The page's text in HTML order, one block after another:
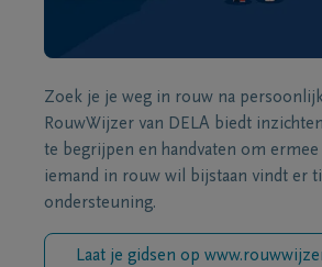
Zoek je je weg in rouw na
RouwWijzer van DELA biedt
te begrijpen en handvaten om ermee
iemand in rouw wil bijstaan vindt er
ondersteuning.
Laat je gidsen op